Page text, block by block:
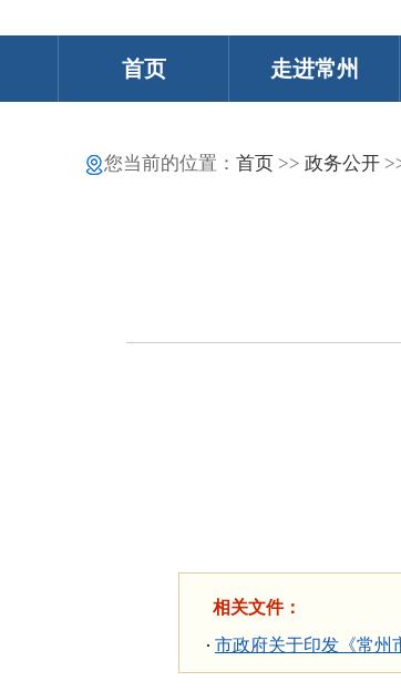
首页 走进常州
您当前的位置： 首页>> 政务公开
相关文件：
市政府关于印发《常州